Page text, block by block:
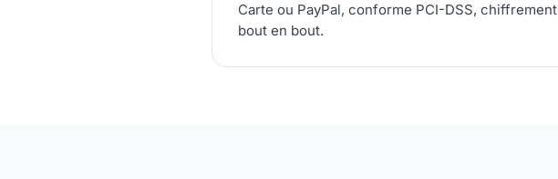
Carte ou PayPal, conforme PCI-DSS, chiffrement
bout en bout.